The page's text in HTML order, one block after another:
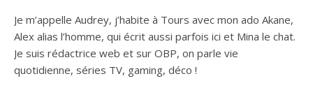
Je m’appelle Audrey, j’habite à Tours avec mon ado Akane,
Alex alias l’homme, qui écrit aussi parfois ici et Mina le chat.
Je suis rédactrice web et sur OBP, on parle vie
quotidienne, séries TV, gaming, déco !